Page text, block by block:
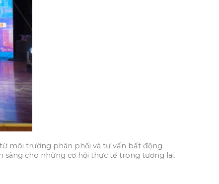
môi trường phân phối và tư vấn bất động
sàng cho những cơ hội thực tế trong tương lai.